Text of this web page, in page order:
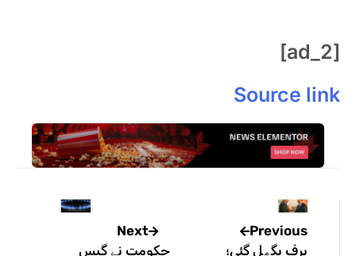
[ad_2]
Source link
Previous
برف پگھل گئی؛
Next
حکومت نے گیس